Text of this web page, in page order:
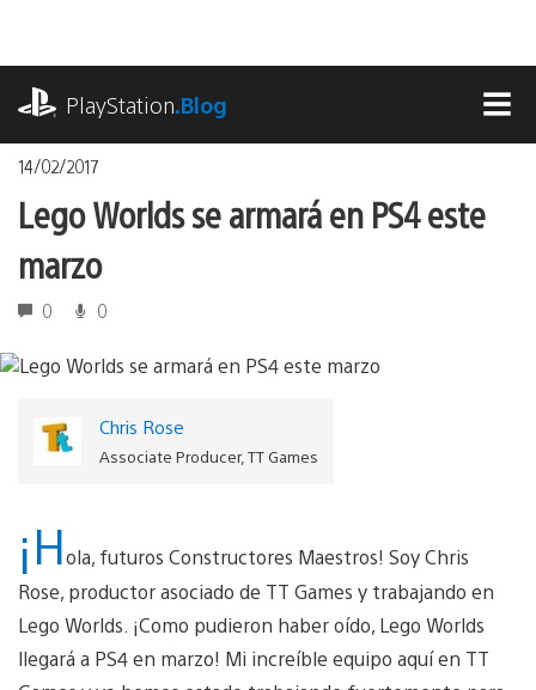
contenido
PlayStation.Blog
14/02/2017
Lego Worlds se armará en PS4 este
marzo
0 0
Chris Rose
Associate Producer, TT Games
¡Hola, futuros Constructores Maestros! Soy Chris
Rose, productor asociado de TT Games y trabajando en
Lego Worlds. ¡Como pudieron haber oído, Lego Worlds
llegará a PS4 en marzo! Mi increíble equipo aquí en TT